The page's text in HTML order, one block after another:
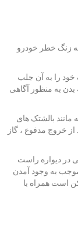
زنگ خطر خودرو
را به آن جلب
به منظور آگاهی
بالشتک های
خروج مدفوع ، گاز
در دیواره راست
به وجود آمدن
است همراه با